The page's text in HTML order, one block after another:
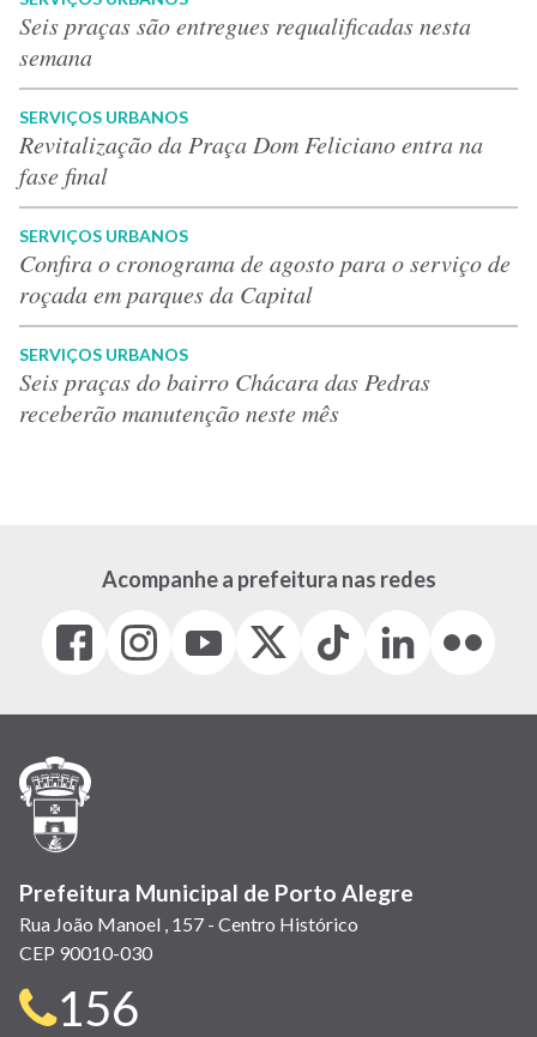
Seis praças são entregues requalificadas nesta
semana
SERVIÇOS URBANOS
Revitalização da Praça Dom Feliciano entra na
fase final
SERVIÇOS URBANOS
Confira o cronograma de agosto para o serviço de
roçada em parques da Capital
SERVIÇOS URBANOS
Seis praças do bairro Chácara das Pedras
receberão manutenção neste mês
Acompanhe a prefeitura nas redes
Facebook
(link
em
janela)
Instagram
(link
em
(link
em
(Antigo
(link
Tiktok
(link
em
LinkedIn
(link
em
(link
em
Prefeitura Municipal de Porto Alegre
Rua João Manoel , 157 - Centro Histórico
CEP 90010-030
Telefone
156